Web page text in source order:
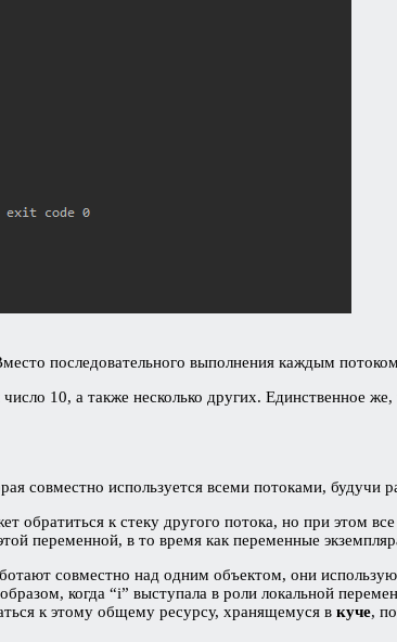
последовательного выполнения каждым
10, а также несколько других. Единственное
совместно используется всеми потоками, будучи
обратиться к стеку другого потока, но при этом
переменной, в то время как переменные
совместно над одним объектом, они
когда “i” выступала в роли локальной
к этому общему ресурсу, хранящемуся в куче,